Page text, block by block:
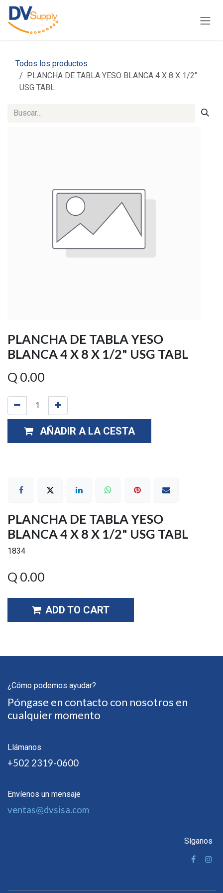
Ir al contenido
Todos los productos
PLANCHA DE TABLA YESO BLANCA 4 X 8 X 1/2"
USG TABL
PLANCHA DE TABLA YESO
BLANCA 4 X 8 X 1/2" USG TABL
Q 0.00
AÑADIR A LA CESTA
PLANCHA DE TABLA YESO
BLANCA 4 X 8 X 1/2" USG TABL
1834
Q 0.00
ADD TO CART
¿Cómo podemos ayudar?
Póngase en contacto con nosotros en
cualquier momento
Llámanos
+502 2319-0600
Envíenos un mensaje
ventas@dvsisa.com
Síganos